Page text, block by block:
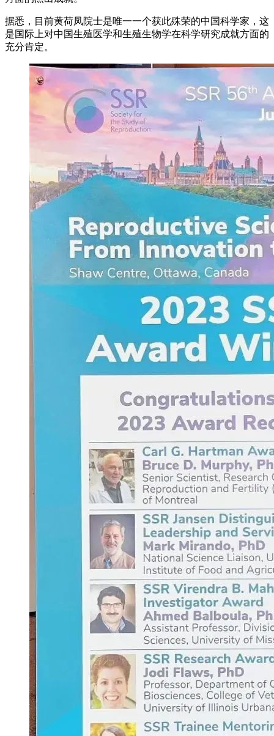
据悉，目前黄荷凤院士是唯一一个获此殊荣的中国科学家，这
是国际上对中国生殖医学和生殖生物学在科学研究成就方面的
充分肯定。